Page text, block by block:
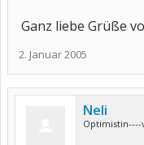
Ganz liebe Grüße
2. Januar 2005
Neli
Optimistin----